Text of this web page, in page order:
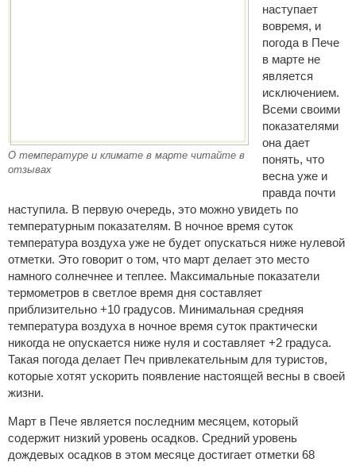
О температуре и климате в марте читайте в
отзывах
наступает
вовремя, и
погода в Пече
в марте не
является
исключением.
Всеми своими
показателями
она дает
понять, что
весна уже и
правда почти
наступила. В первую очередь, это можно увидеть по
температурным показателям. В ночное время суток
температура воздуха уже не будет опускаться ниже нулевой
отметки. Это говорит о том, что март делает это место
намного солнечнее и теплее. Максимальные показатели
термометров в светлое время дня составляет
приблизительно +10 градусов. Минимальная средняя
температура воздуха в ночное время суток практически
никогда не опускается ниже нуля и составляет +2 градуса.
Такая погода делает Печ привлекательным для туристов,
которые хотят ускорить появление настоящей весны в своей
жизни.
Март в Пече является последним месяцем, который
содержит низкий уровень осадков. Средний уровень
дождевых осадков в этом месяце достигает отметки 68